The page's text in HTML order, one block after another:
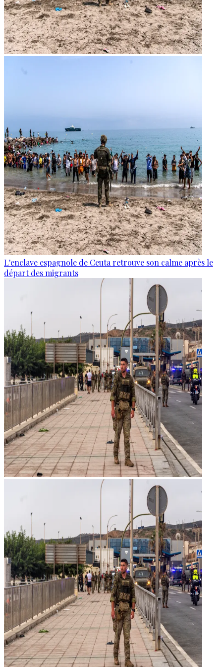
L'enclave espagnole de Ceuta retrouve son calme après le
départ des migrants